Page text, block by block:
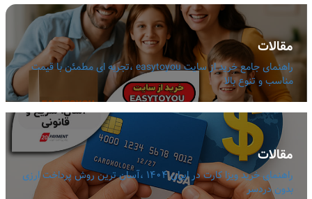
مقالات
راهنمای جامع خرید از سایت easytoyou ،تجربه ای مطمئن با قیمت
مناسب و تنوع بالا
مقالات
راهنمای خرید ویزا کارت در ایران 1404 ،آسان ترین روش پرداخت ارزی
بدون دردسر